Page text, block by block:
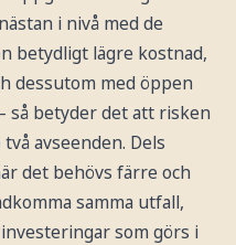
i nivå med de
betydligt lägre kostnad,
dessutom med öppen
så betyder det att risken
avseenden. Dels
det behövs färre och
samma utfall,
som görs i